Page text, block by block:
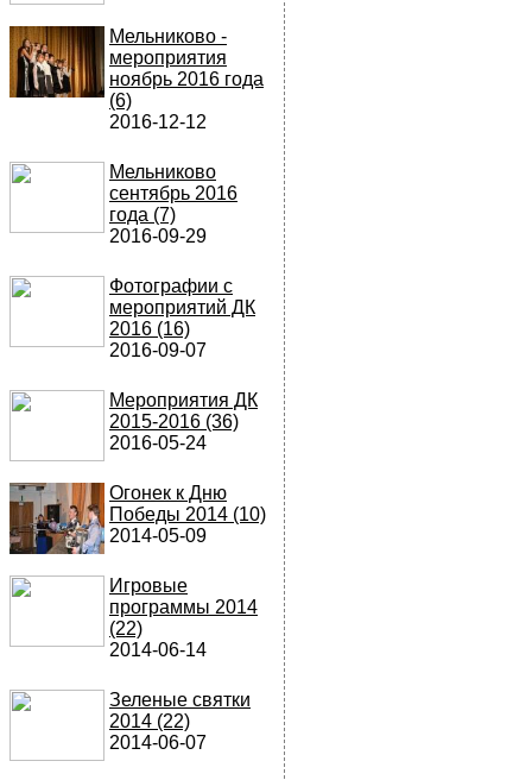
Мельниково -
мероприятия
ноябрь 2016 года
(6)
2016-12-12
Мельниково
сентябрь 2016
года (7)
2016-09-29
Фотографии с
мероприятий ДК
2016 (16)
2016-09-07
Мероприятия ДК
2015-2016 (36)
2016-05-24
Огонек к Дню
Победы 2014 (10)
2014-05-09
Игровые
программы 2014
(22)
2014-06-14
Зеленые святки
2014 (22)
2014-06-07